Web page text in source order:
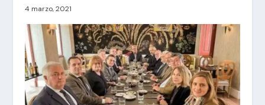
4 marzo, 2021